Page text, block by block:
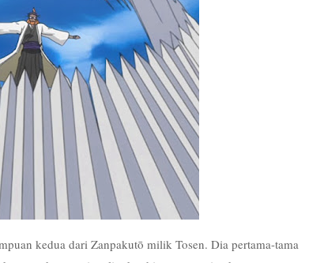
kedua dari Zanpakutō milik Tosen. Dia pertama-tama